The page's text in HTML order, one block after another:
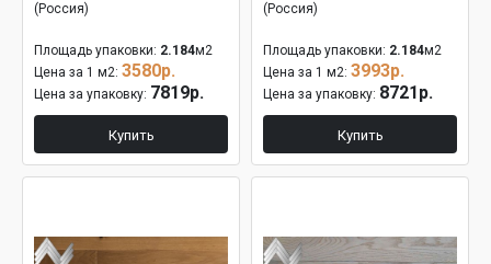
(Россия)
Площадь упаковки: 2.184м2
Цена за 1 м2: 3580р.
Цена за упаковку: 7819р.
Купить
(Россия)
Площадь упаковки: 2.184м2
Цена за 1 м2: 3993р.
Цена за упаковку: 8721р.
Купить